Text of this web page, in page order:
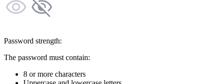
Password strength:
The password must contain:
8 or more characters